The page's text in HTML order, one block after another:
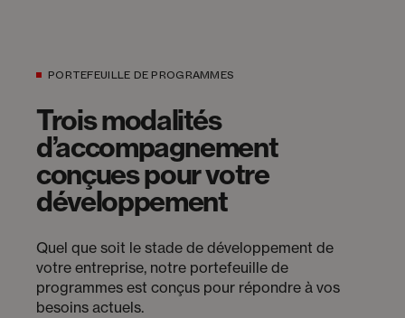
PORTEFEUILLE DE PROGRAMMES
Trois modalités
d’accompagnement
conçues pour votre
développement
Quel que soit le stade de développement de
votre entreprise, notre portefeuille de
programmes est conçus pour répondre à vos
besoins actuels.